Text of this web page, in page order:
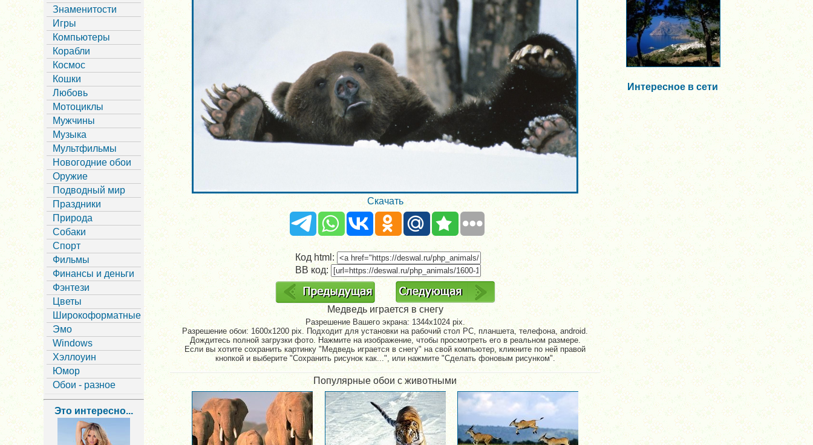
Знаменитости
Игры
Компьютеры
Корабли
Космос
Кошки
Любовь
Мотоциклы
Мужчины
Музыка
Мультфильмы
Новогодние обои
Оружие
Подводный мир
Праздники
Природа
Собаки
Спорт
Фильмы
Финансы и деньги
Фэнтези
Цветы
Широкоформатные
Эмо
Windows
Хэллоуин
Юмор
Обои - разное
Это интересно...
Скачать
Код html:
BB код:
Медведь играется в снегу
Разрешение Вашего экрана:1344x1024 pix.
Разрешение обои: 1600x1200 pix. Подходит для установки на рабочий стол PC, планшета, телефона, android.
Дождитесь полной загрузки фото. Нажмите на изображение, чтобы просмотреть его в реальном размере.
Если вы хотите сохранить картинку "Медведь играется в снегу" на свой компьютер, кликните по ней правой
кнопкой и выберите "Сохранить рисунок как...", или нажмите "Сделать фоновым рисунком".
Популярные обои с животными
Интересное в сети